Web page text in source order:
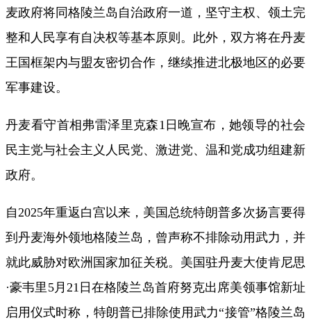
麦政府将同格陵兰岛自治政府一道，坚守主权、领土完
整和人民享有自决权等基本原则。此外，双方将在丹麦
王国框架内与盟友密切合作，继续推进北极地区的必要
军事建设。
丹麦看守首相弗雷泽里克森1日晚宣布，她领导的社会
民主党与社会主义人民党、激进党、温和党成功组建新
政府。
自2025年重返白宫以来，美国总统特朗普多次扬言要得
到丹麦海外领地格陵兰岛，曾声称不排除动用武力，并
就此威胁对欧洲国家加征关税。美国驻丹麦大使肯尼思
·豪韦里5月21日在格陵兰岛首府努克出席美领事馆新址
启用仪式时称，特朗普已排除使用武力“接管”格陵兰岛